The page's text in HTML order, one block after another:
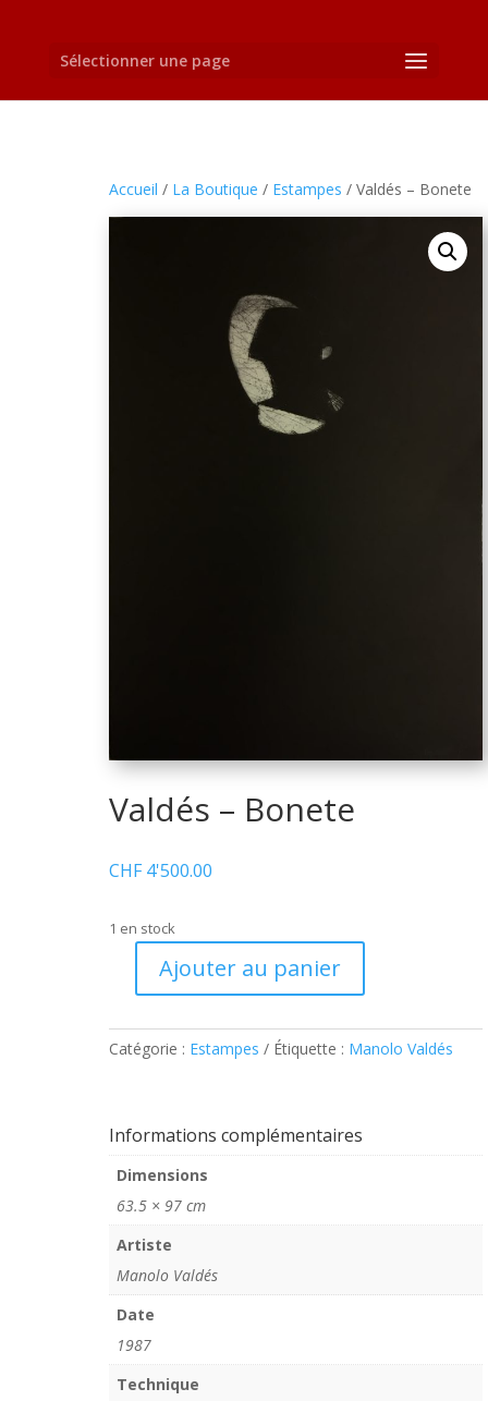
Sélectionner une page
Accueil / La Boutique / Estampes / Valdés – Bonete
Valdés – Bonete
CHF 4'500.00
1 en stock
quantité
Valdés
–
Ajouter au panier
Catégorie : Estampes Étiquette : Manolo Valdés
Informations complémentaires
Dimensions
63.5 × 97 cm
Artiste
Manolo Valdés
Date
1987
Technique